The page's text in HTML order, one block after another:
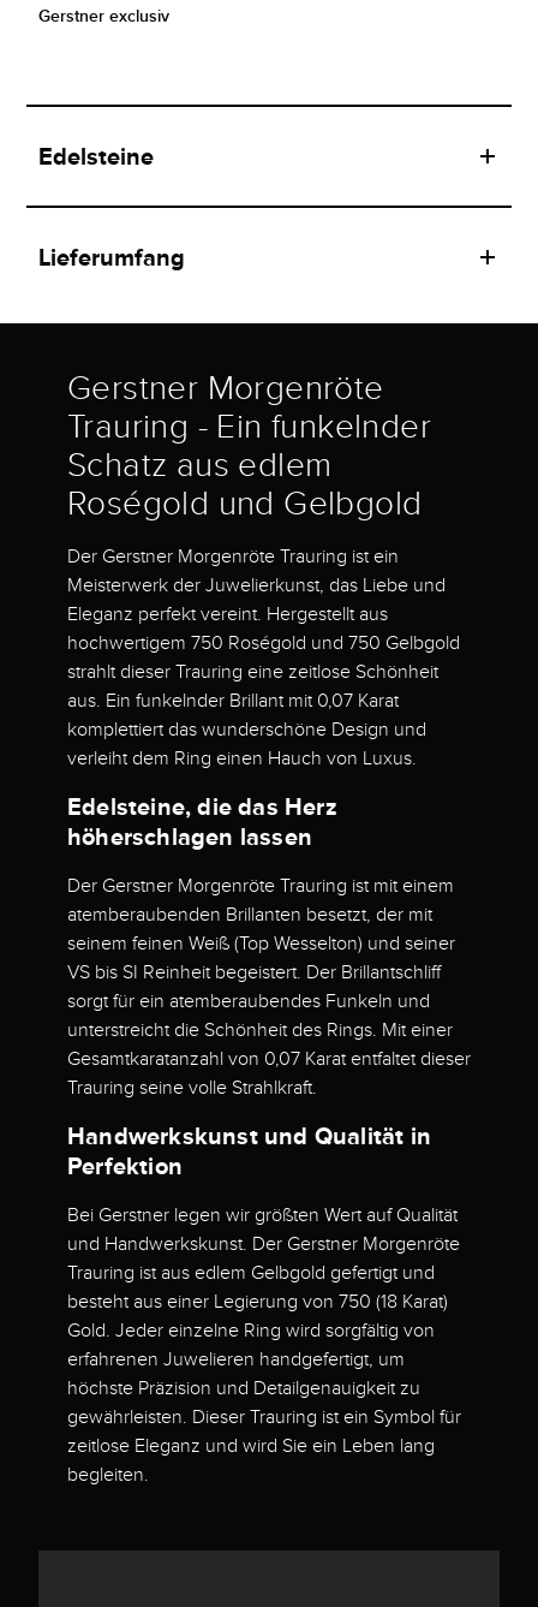
Gerstner exclusiv
Edelsteine
Lieferumfang
Gerstner Morgenröte
Trauring - Ein funkelnder
Schatz aus edlem
Roségold und Gelbgold
Der Gerstner Morgenröte Trauring ist ein
Meisterwerk der Juwelierkunst, das Liebe und
Eleganz perfekt vereint. Hergestellt aus
hochwertigem 750 Roségold und 750 Gelbgold
strahlt dieser Trauring eine zeitlose Schönheit
aus. Ein funkelnder Brillant mit 0,07 Karat
komplettiert das wunderschöne Design und
verleiht dem Ring einen Hauch von Luxus.
Edelsteine, die das Herz
höherschlagen lassen
Der Gerstner Morgenröte Trauring ist mit einem
atemberaubenden Brillanten besetzt, der mit
seinem feinen Weiß (Top Wesselton) und seiner
VS bis SI Reinheit begeistert. Der Brillantschliff
sorgt für ein atemberaubendes Funkeln und
unterstreicht die Schönheit des Rings. Mit einer
Gesamtkaratanzahl von 0,07 Karat entfaltet dieser
Trauring seine volle Strahlkraft.
Handwerkskunst und Qualität in
Perfektion
Bei Gerstner legen wir größten Wert auf Qualität
und Handwerkskunst. Der Gerstner Morgenröte
Trauring ist aus edlem Gelbgold gefertigt und
besteht aus einer Legierung von 750 (18 Karat)
Gold. Jeder einzelne Ring wird sorgfältig von
erfahrenen Juwelieren handgefertigt, um
höchste Präzision und Detailgenauigkeit zu
gewährleisten. Dieser Trauring ist ein Symbol für
zeitlose Eleganz und wird Sie ein Leben lang
begleiten.